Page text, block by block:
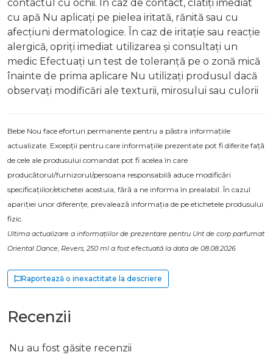
contactul cu ochii. În caz de contact, clătiți imediat
cu apă Nu aplicați pe pielea iritată, rănită sau cu
afecțiuni dermatologice. În caz de iritație sau reacție
alergică, opriți imediat utilizarea și consultați un
medic Efectuați un test de toleranță pe o zonă mică
înainte de prima aplicare Nu utilizați produsul dacă
observați modificări ale texturii, mirosului sau culorii
Bebe Nou face eforturi permanente pentru a păstra informațiile
actualizate. Excepții pentru care informațiile prezentate pot fi diferite față
de cele ale produsului comandat pot fi acelea în care
producătorul/furnizorul/persoana responsabilă aduce modificări
specificațiilor/etichetei acestuia, fără a ne informa în prealabil. În cazul
apariției unor diferențe, prevalează informația de pe etichetele produsului
fizic.
Ultima actualizare a informațiilor de prezentare pentru Unt de corp parfumat
Oriental Dance, Revers, 250 ml a fost efectuată la data de 08.08.2026
Raportează o inexactitate la descriere
Recenzii
Nu au fost găsite recenzii